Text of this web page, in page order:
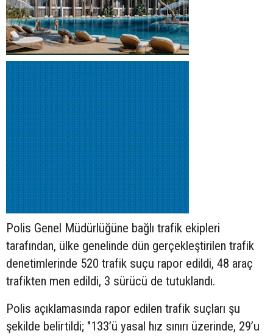
Polis Genel Müdürlüğüne bağlı trafik ekipleri
tarafından, ülke genelinde dün gerçekleştirilen trafik
denetimlerinde 520 trafik suçu rapor edildi, 48 araç
trafikten men edildi, 3 sürücü de tutuklandı.
Polis açıklamasında rapor edilen trafik suçları şu
şekilde belirtildi; "133’ü yasal hız sınırı üzerinde, 29’u